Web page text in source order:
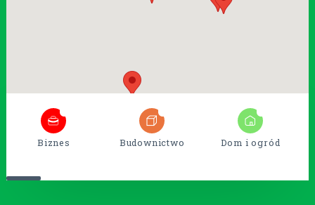
Biznes Budownictwo Dom i ogród